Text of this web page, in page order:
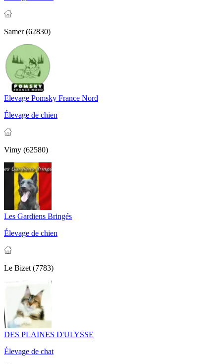
Samer (62830)
Elevage Pomsky France Nord
Élevage de chien
Vimy (62580)
Les Gardiens Bringés
Élevage de chien
Le Bizet (7783)
DES PLAINES D'ULYSSE
Élevage de chat